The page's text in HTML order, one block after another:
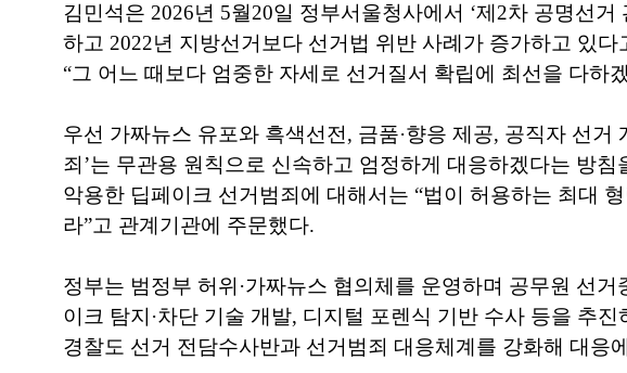
김민석은 2026년 5월20일 정부서울청사에서 ‘제2차 공명선거
하고 2022년 지방선거보다 선거법 위반 사례가 증가하고 있다
“그 어느 때보다 엄중한 자세로 선거질서 확립에 최선을 다하
우선 가짜뉴스 유포와 흑색선전, 금품·향응 제공, 공직자 선거
죄’는 무관용 원칙으로 신속하고 엄정하게 대응하겠다는 방
악용한 딥페이크 선거범죄에 대해서는 “법이 허용하는 최대
라”고 관계기관에 주문했다.
정부는 범정부 허위·가짜뉴스 협의체를 운영하며 공무원 선거
이크 탐지·차단 기술 개발, 디지털 포렌식 기반 수사 등을 추
경찰도 선거 전담수사반과 선거범죄 대응체계를 강화해 대응